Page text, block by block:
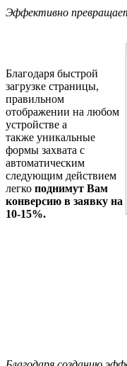
Эффективно
Благодаря быстрой
загрузке страницы,
правильном
отображении на любом
устройстве а
также уникальные
формы захвата с
автоматическим
следующим действием
легко поднимут Вам
конверсию в заявку на
10-15%.